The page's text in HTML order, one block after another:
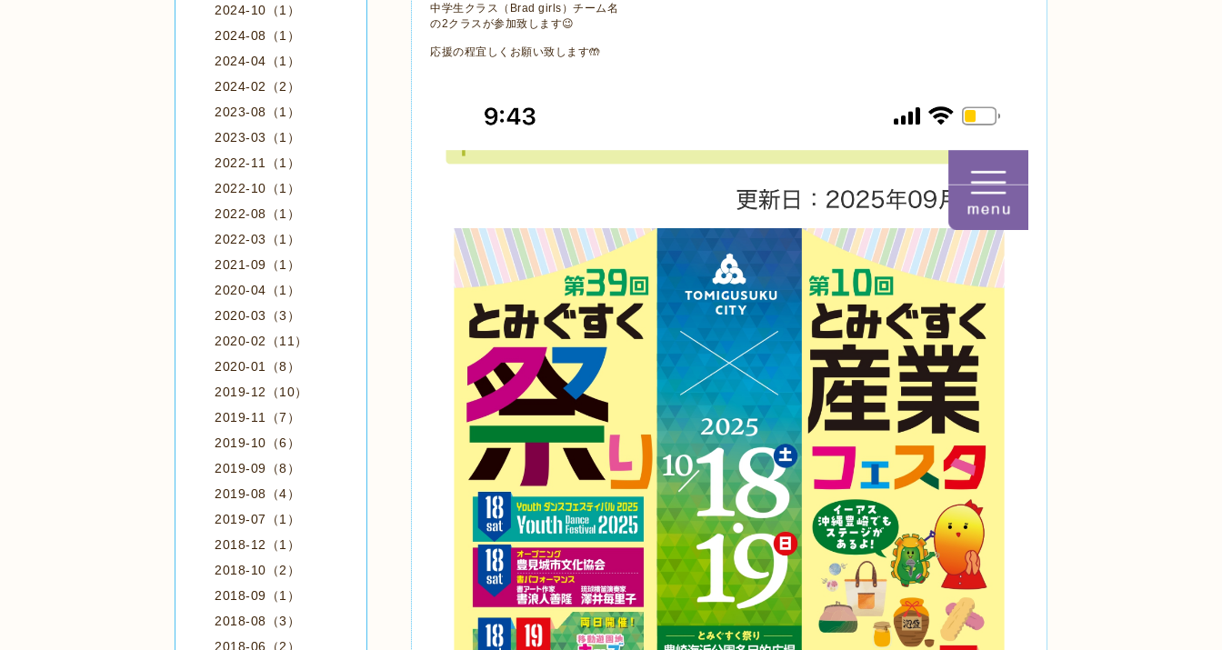
中学生クラス（Brad girls）チーム名
の2クラスが参加致します😉
応援の程宜しくお願い致します🤲
2024-10（1）
2024-08（1）
2024-04（1）
2024-02（2）
2023-08（1）
2023-03（1）
2022-11（1）
2022-10（1）
2022-08（1）
2022-03（1）
2021-09（1）
2020-04（1）
2020-03（3）
2020-02（11）
2020-01（8）
2019-12（10）
2019-11（7）
2019-10（6）
2019-09（8）
2019-08（4）
2019-07（1）
2018-12（1）
2018-10（2）
2018-09（1）
2018-08（3）
2018-06（2）